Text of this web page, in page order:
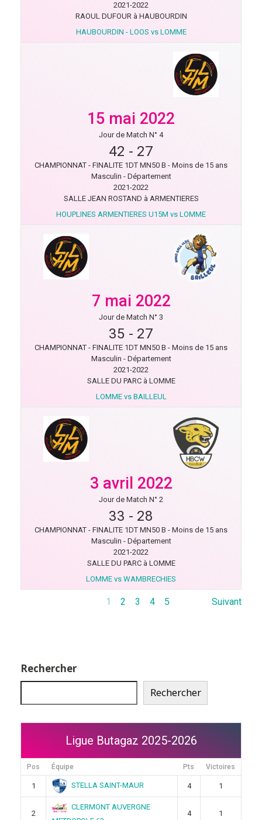
2021-2022
RAOUL DUFOUR à HAUBOURDIN
HAUBOURDIN - LOOS vs LOMME
15 mai 2022
Jour de Match N° 4
42 - 27
CHAMPIONNAT - FINALITE 1DT MN50 B - Moins de 15 ans
Masculin - Département
2021-2022
SALLE JEAN ROSTAND à ARMENTIERES
HOUPLINES ARMENTIERES U15M vs LOMME
7 mai 2022
Jour de Match N° 3
35 - 27
CHAMPIONNAT - FINALITE 1DT MN50 B - Moins de 15 ans
Masculin - Département
2021-2022
SALLE DU PARC à LOMME
LOMME vs BAILLEUL
3 avril 2022
Jour de Match N° 2
33 - 28
CHAMPIONNAT - FINALITE 1DT MN50 B - Moins de 15 ans
Masculin - Département
2021-2022
SALLE DU PARC à LOMME
LOMME vs WAMBRECHIES
1 2 3 4 5 Suivant
Rechercher
Rechercher
Ligue Butagaz 2025-2026
Pos Équipe Pts Victoires
1 STELLA SAINT-MAUR 4 1
2
CLERMONT AUVERGNE
4 1